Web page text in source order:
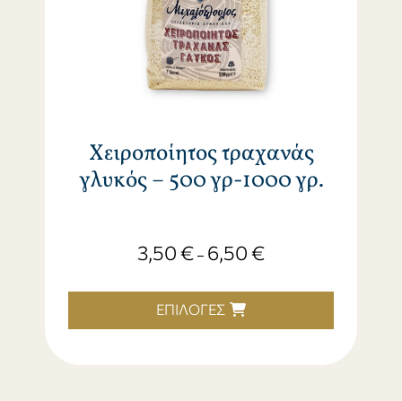
Χειροποίητος τραχανάς
γλυκός – 500 γρ-1000 γρ.
3,50€ – 6,50€
ΕΠΙΛΟΓΈΣ